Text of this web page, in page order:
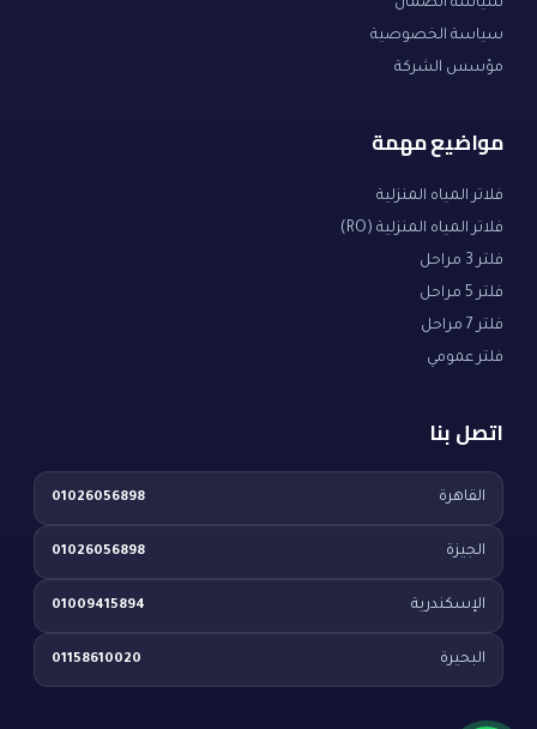
سياسة الضمان
سياسة الخصوصية
مؤسس الشركة
مواضيع مهمة
فلاتر المياه المنزلية
فلاتر المياه المنزلية (RO)
فلتر 3 مراحل
فلتر 5 مراحل
فلتر 7 مراحل
فلتر عمومي
اتصل بنا
القاهرة 01026056898
الجيزة 01026056898
الإسكندرية 01009415894
البحيرة 01158610020